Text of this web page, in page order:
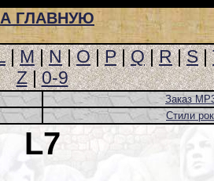
ГЛАВНУЮ
|M|N|O|P|Q|R|S|
Z|0-9
Заказ
Стили
L7